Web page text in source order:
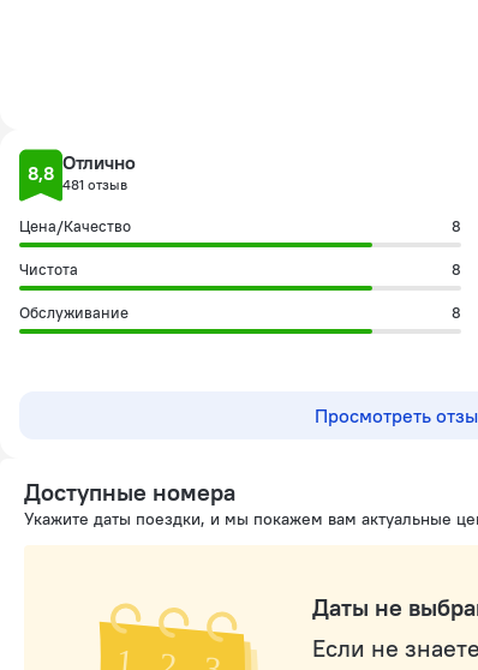
8,8 Отлично
481 отзыв
Цена/Качество 8
Чистота 8
Обслуживание 8
Просмотреть
Доступные номера
Укажите даты поездки, и мы покажем вам актуальные
Даты не
Если не